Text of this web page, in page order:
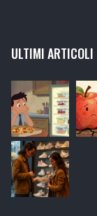
ULTIMI ARTICOLI